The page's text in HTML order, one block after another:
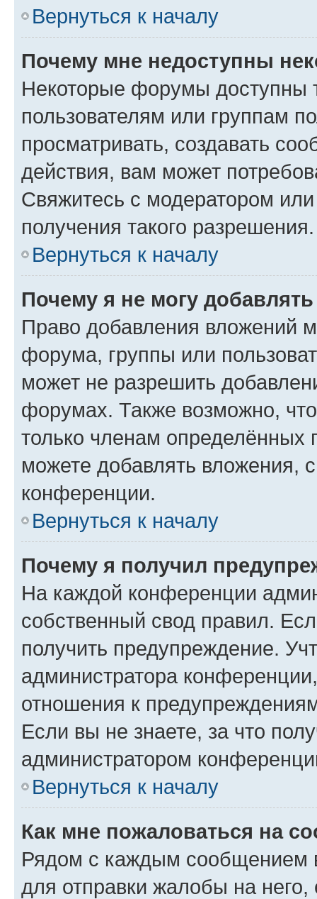
Вернуться к началу
Почему мне недоступны
Некоторые форумы доступны
пользователям или группам
просматривать, создавать
действия, вам может
Свяжитесь с модератором
получения такого разрешения.
Вернуться к началу
Почему я не могу
Право добавления вложений
форума, группы или
может не разрешить
форумах. Также возможно,
только членам определённых
можете добавлять вложения,
конференции.
Вернуться к началу
Почему я получил
На каждой конференции
собственный свод правил.
получить предупреждение.
администратора
отношения к
Если вы не знаете, за что
администратором
Вернуться к началу
Как мне пожаловаться на
Рядом с каждым сообщением
для отправки жалобы на